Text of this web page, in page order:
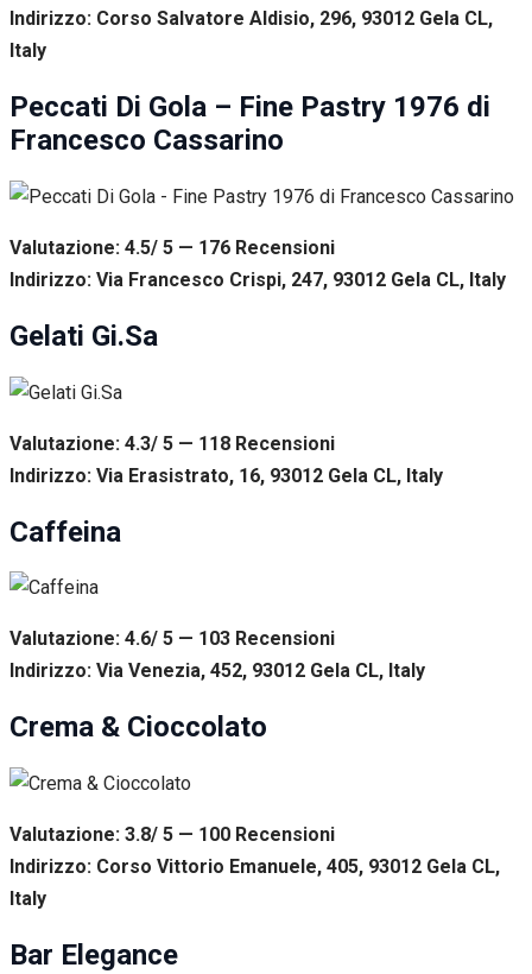
Indirizzo: Corso Salvatore Aldisio, 296, 93012 Gela CL,
Italy
Peccati Di Gola – Fine Pastry 1976 di
Francesco Cassarino
Valutazione: 4.5/ 5 — 176 Recensioni
Indirizzo: Via Francesco Crispi, 247, 93012 Gela CL, Italy
Gelati Gi.Sa
Valutazione: 4.3/ 5 — 118 Recensioni
Indirizzo: Via Erasistrato, 16, 93012 Gela CL, Italy
Caffeina
Valutazione: 4.6/ 5 — 103 Recensioni
Indirizzo: Via Venezia, 452, 93012 Gela CL, Italy
Crema & Cioccolato
Valutazione: 3.8/ 5 — 100 Recensioni
Indirizzo: Corso Vittorio Emanuele, 405, 93012 Gela CL,
Italy
Bar Elegance